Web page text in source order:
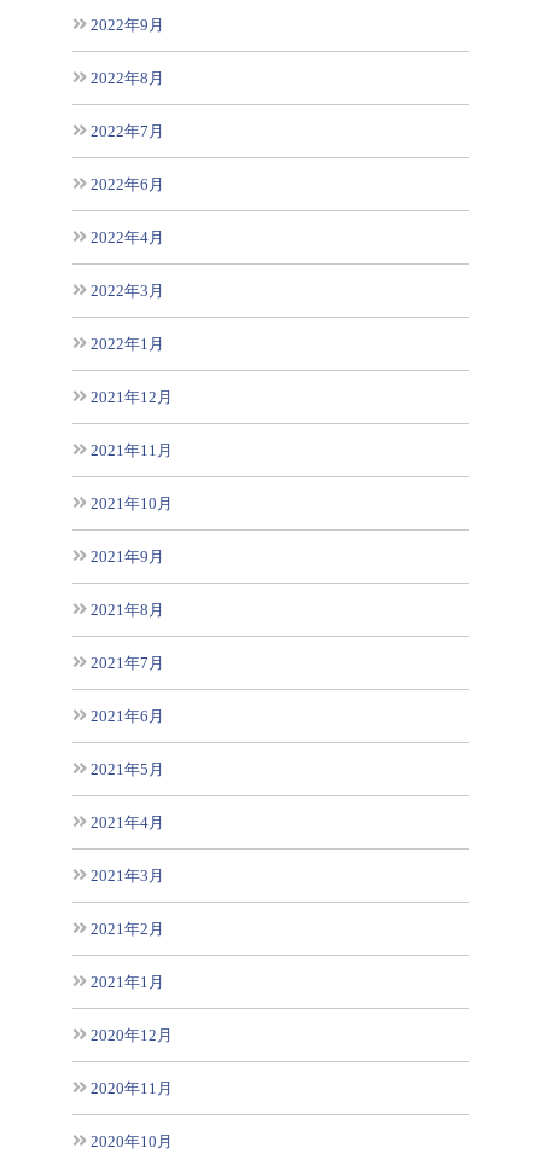
2022年9月
2022年8月
2022年7月
2022年6月
2022年4月
2022年3月
2022年1月
2021年12月
2021年11月
2021年10月
2021年9月
2021年8月
2021年7月
2021年6月
2021年5月
2021年4月
2021年3月
2021年2月
2021年1月
2020年12月
2020年11月
2020年10月